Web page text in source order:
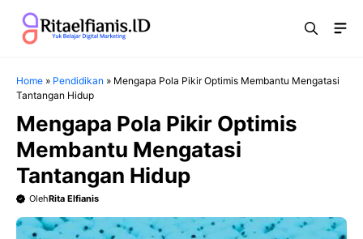
Langsung
Home » Pendidikan » Mengapa Pola Pikir Optimis Membantu Mengatasi
Tantangan Hidup
Mengapa Pola Pikir Optimis
Membantu Mengatasi
Tantangan Hidup
OlehRita Elfianis